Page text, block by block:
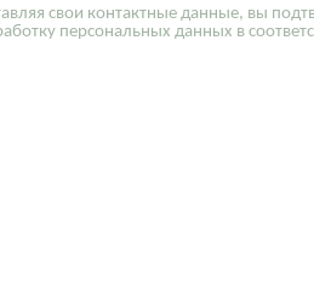
свои контактные данные, вы
персональных данных в